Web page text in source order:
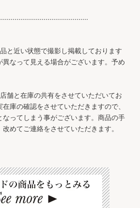
と近い状態で撮影し掲載しております
なって見える場合がございます。予め
舗と在庫の共有をさせていただいてお
庫の確認をさせていただきますので、
ってしまう事がございます。商品の手
めてご連絡をさせていただきます。